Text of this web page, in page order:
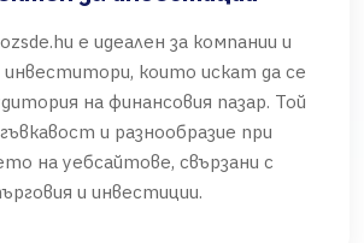
е идеален за компании и
инвеститори, които искат да се
на финансовия пазар. Той
и разнообразие при
на уебсайтове, свързани с
и инвестиции.